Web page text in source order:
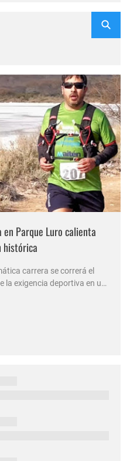
en Parque Luro calienta
histórica
carrera se correrá el
la exigencia deportiva en un
con la conducción